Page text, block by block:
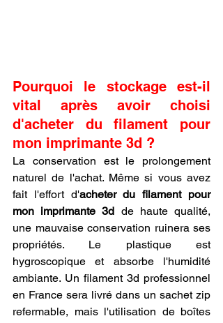
Pourquoi le stockage est-il
vital après avoir choisi
d'acheter du filament pour
mon imprimante 3d ?
La conservation est le prolongement
naturel de l'achat. Même si vous avez
fait l'effort d'acheter du filament pour
mon imprimante 3d de haute qualité,
une mauvaise conservation ruinera ses
propriétés. Le plastique est
hygroscopique et absorbe l'humidité
ambiante. Un filament 3d professionnel
en France sera livré dans un sachet zip
refermable, mais l'utilisation de boîtes